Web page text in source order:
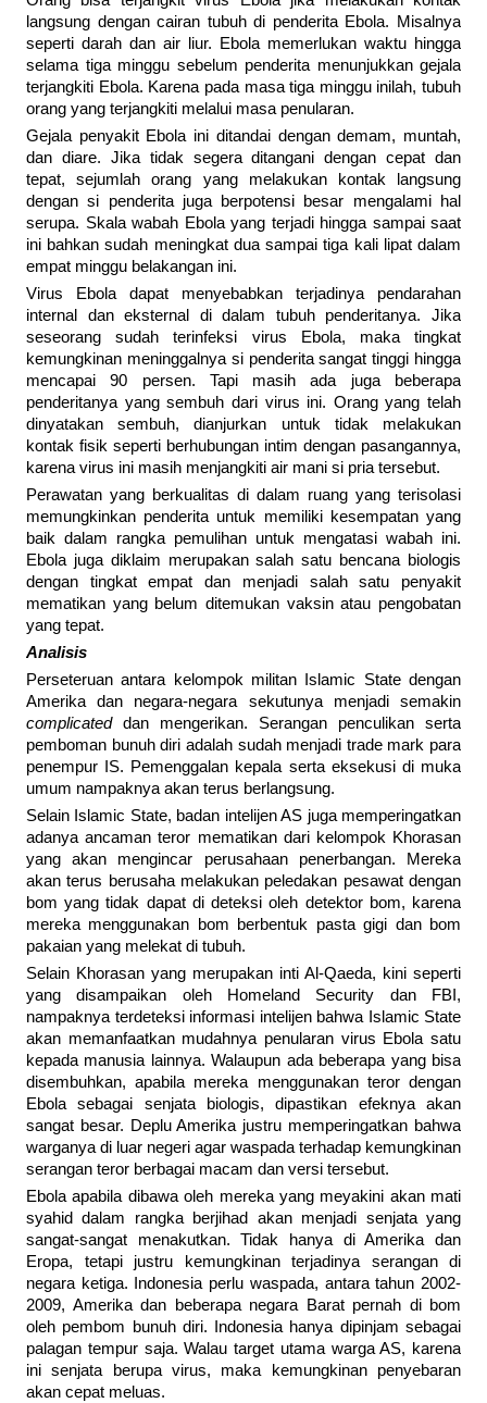
langsung dengan cairan tubuh di penderita Ebola. Misalnya
seperti darah dan air liur. Ebola memerlukan waktu hingga
selama tiga minggu sebelum penderita menunjukkan gejala
terjangkiti Ebola. Karena pada masa tiga minggu inilah, tubuh
orang yang terjangkiti melalui masa penularan.
Gejala penyakit Ebola ini ditandai dengan demam, muntah,
dan diare. Jika tidak segera ditangani dengan cepat dan
tepat, sejumlah orang yang melakukan kontak langsung
dengan si penderita juga berpotensi besar mengalami hal
serupa. Skala wabah Ebola yang terjadi hingga sampai saat
ini bahkan sudah meningkat dua sampai tiga kali lipat dalam
empat minggu belakangan ini.
Virus Ebola dapat menyebabkan terjadinya pendarahan
internal dan eksternal di dalam tubuh penderitanya. Jika
seseorang sudah terinfeksi virus Ebola, maka tingkat
kemungkinan meninggalnya si penderita sangat tinggi hingga
mencapai 90 persen. Tapi masih ada juga beberapa
penderitanya yang sembuh dari virus ini. Orang yang telah
dinyatakan sembuh, dianjurkan untuk tidak melakukan
kontak fisik seperti berhubungan intim dengan pasangannya,
karena virus ini masih menjangkiti air mani si pria tersebut.
Perawatan yang berkualitas di dalam ruang yang terisolasi
memungkinkan penderita untuk memiliki kesempatan yang
baik dalam rangka pemulihan untuk mengatasi wabah ini.
Ebola juga diklaim merupakan salah satu bencana biologis
dengan tingkat empat dan menjadi salah satu penyakit
mematikan yang belum ditemukan vaksin atau pengobatan
yang tepat.
Analisis
Perseteruan antara kelompok militan Islamic State dengan
Amerika dan negara-negara sekutunya menjadi semakin
complicateddan mengerikan. Serangan penculikan serta
pemboman bunuh diri adalah sudah menjadi trade mark para
penempur IS. Pemenggalan kepala serta eksekusi di muka
umum nampaknya akan terus berlangsung.
Selain Islamic State, badan intelijen AS juga memperingatkan
adanya ancaman teror mematikan dari kelompok Khorasan
yang akan mengincar perusahaan penerbangan. Mereka
akan terus berusaha melakukan peledakan pesawat dengan
bom yang tidak dapat di deteksi oleh detektor bom, karena
mereka menggunakan bom berbentuk pasta gigi dan bom
pakaian yang melekat di tubuh.
Selain Khorasan yang merupakan inti Al-Qaeda, kini seperti
yang disampaikan oleh Homeland Security dan FBI,
nampaknya terdeteksi informasi intelijen bahwa Islamic State
akan memanfaatkan mudahnya penularan virus Ebola satu
kepada manusia lainnya. Walaupun ada beberapa yang bisa
disembuhkan, apabila mereka menggunakan teror dengan
Ebola sebagai senjata biologis, dipastikan efeknya akan
sangat besar. Deplu Amerika justru memperingatkan bahwa
warganya di luar negeri agar waspada terhadap kemungkinan
serangan teror berbagai macam dan versi tersebut.
Ebola apabila dibawa oleh mereka yang meyakini akan mati
syahid dalam rangka berjihad akan menjadi senjata yang
sangat-sangat menakutkan. Tidak hanya di Amerika dan
Eropa, tetapi justru kemungkinan terjadinya serangan di
negara ketiga. Indonesia perlu waspada, antara tahun 2002-
2009, Amerika dan beberapa negara Barat pernah di bom
oleh pembom bunuh diri. Indonesia hanya dipinjam sebagai
palagan tempur saja. Walau target utama warga AS, karena
ini senjata berupa virus, maka kemungkinan penyebaran
akan cepat meluas.